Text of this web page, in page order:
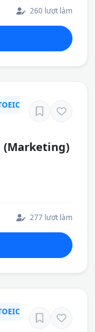
260 lượt làm
(Marketing)
277 lượt làm